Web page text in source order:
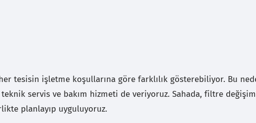
tesisin işletme koşullarına göre farklılık gösterebiliyor. Bu
teknik servis ve bakım hizmeti de veriyoruz. Sahada, filtre
planlayıp uyguluyoruz.